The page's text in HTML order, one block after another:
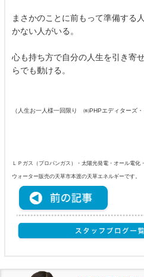
まさかのことに前もって準備する
かない人がいる。
心も持ち方で自分の人生を引き寄
らでも動ける。
（人生お一人様一回限り ㈱PHPエディターズ・
ＬＰガス（プロパンガス）・太陽光発電・オール電
ウォーター販売の天草市本渡の天草エネルギーです。